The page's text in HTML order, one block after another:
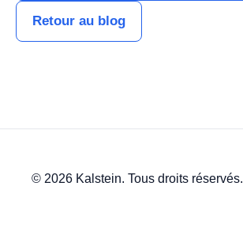
Retour au blog
© 2026 Kalstein. Tous droits réservés.